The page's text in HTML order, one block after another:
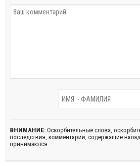
ВНИМАНИЕ: Оскорбительные слова,
последствия, комментарии, содержащие
принимаются.